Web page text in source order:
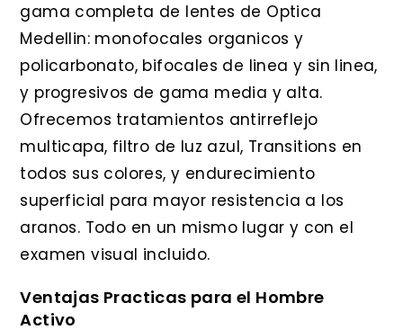
gama completa de lentes de Optica
Medellin: monofocales organicos y
policarbonato, bifocales de linea y sin linea,
y progresivos de gama media y alta.
Ofrecemos tratamientos antirreflejo
multicapa, filtro de luz azul, Transitions en
todos sus colores, y endurecimiento
superficial para mayor resistencia a los
aranos. Todo en un mismo lugar y con el
examen visual incluido.
Ventajas Practicas para el Hombre
Activo